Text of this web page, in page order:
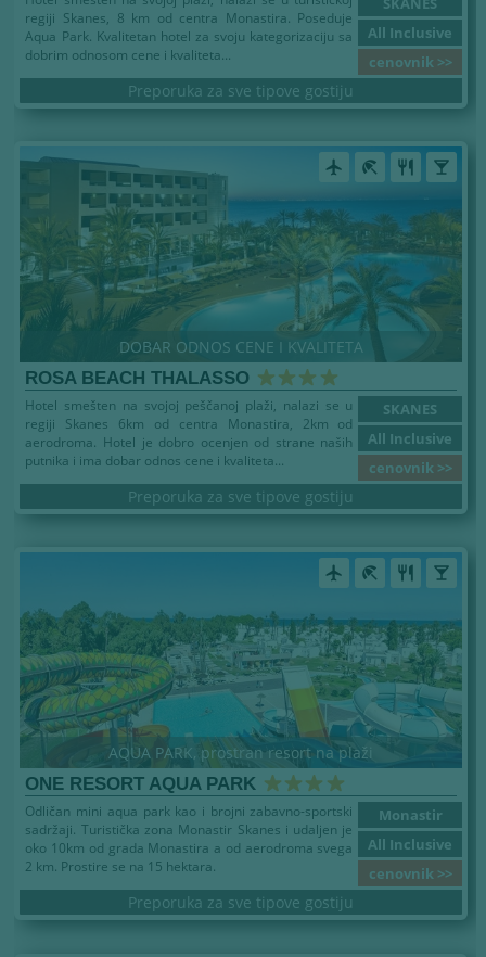
All Inclusive
cenovnik >>
regiji Skanes, 8 km od centra Monastira. Poseduje
Aqua Park. Kvalitetan hotel za svoju kategorizaciju sa
dobrim odnosom cene i kvaliteta...
Preporuka za sve tipove gostiju
airplanemode_active beach_access restaurant local_bar
DOBAR ODNOS CENE I KVALITETA
ROSA BEACH THALASSO
SKANES
All Inclusive
cenovnik >>
Hotel smešten na svojoj peščanoj plaži, nalazi se u
regiji Skanes 6km od centra Monastira, 2km od
aerodroma. Hotel je dobro ocenjen od strane naših
putnika i ima dobar odnos cene i kvaliteta...
Preporuka za sve tipove gostiju
airplanemode_active beach_access restaurant local_bar
AQUA PARK, prostran resort na plaži
ONE RESORT AQUA PARK
Monastir
All Inclusive
cenovnik >>
Odličan mini aqua park kao i brojni zabavno-sportski
sadržaji. Turistička zona Monastir Skanes i udaljen je
oko 10km od grada Monastira a od aerodroma svega
2 km. Prostire se na 15 hektara.
Preporuka za sve tipove gostiju